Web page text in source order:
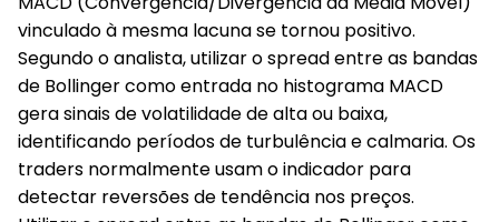
vinculado à mesma lacuna se tornou positivo.
Segundo o analista, utilizar o spread entre as bandas
de Bollinger como entrada no histograma MACD
gera sinais de volatilidade de alta ou baixa,
identificando períodos de turbulência e calmaria. Os
traders normalmente usam o indicador para
detectar reversões de tendência nos preços.